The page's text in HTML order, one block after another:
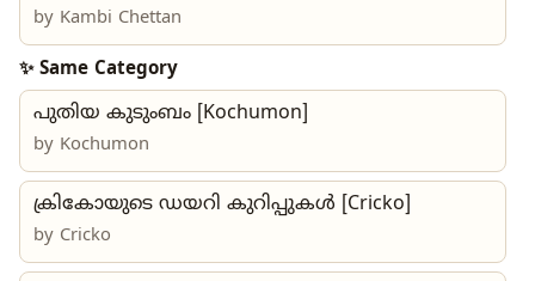
by Kambi Chettan
✨ Same Category
പുതിയ കുടുംബം [Kochumon]
by Kochumon
ക്രികോയുടെ ഡയറി കുറിപ്പുകൾ [Cricko]
by Cricko